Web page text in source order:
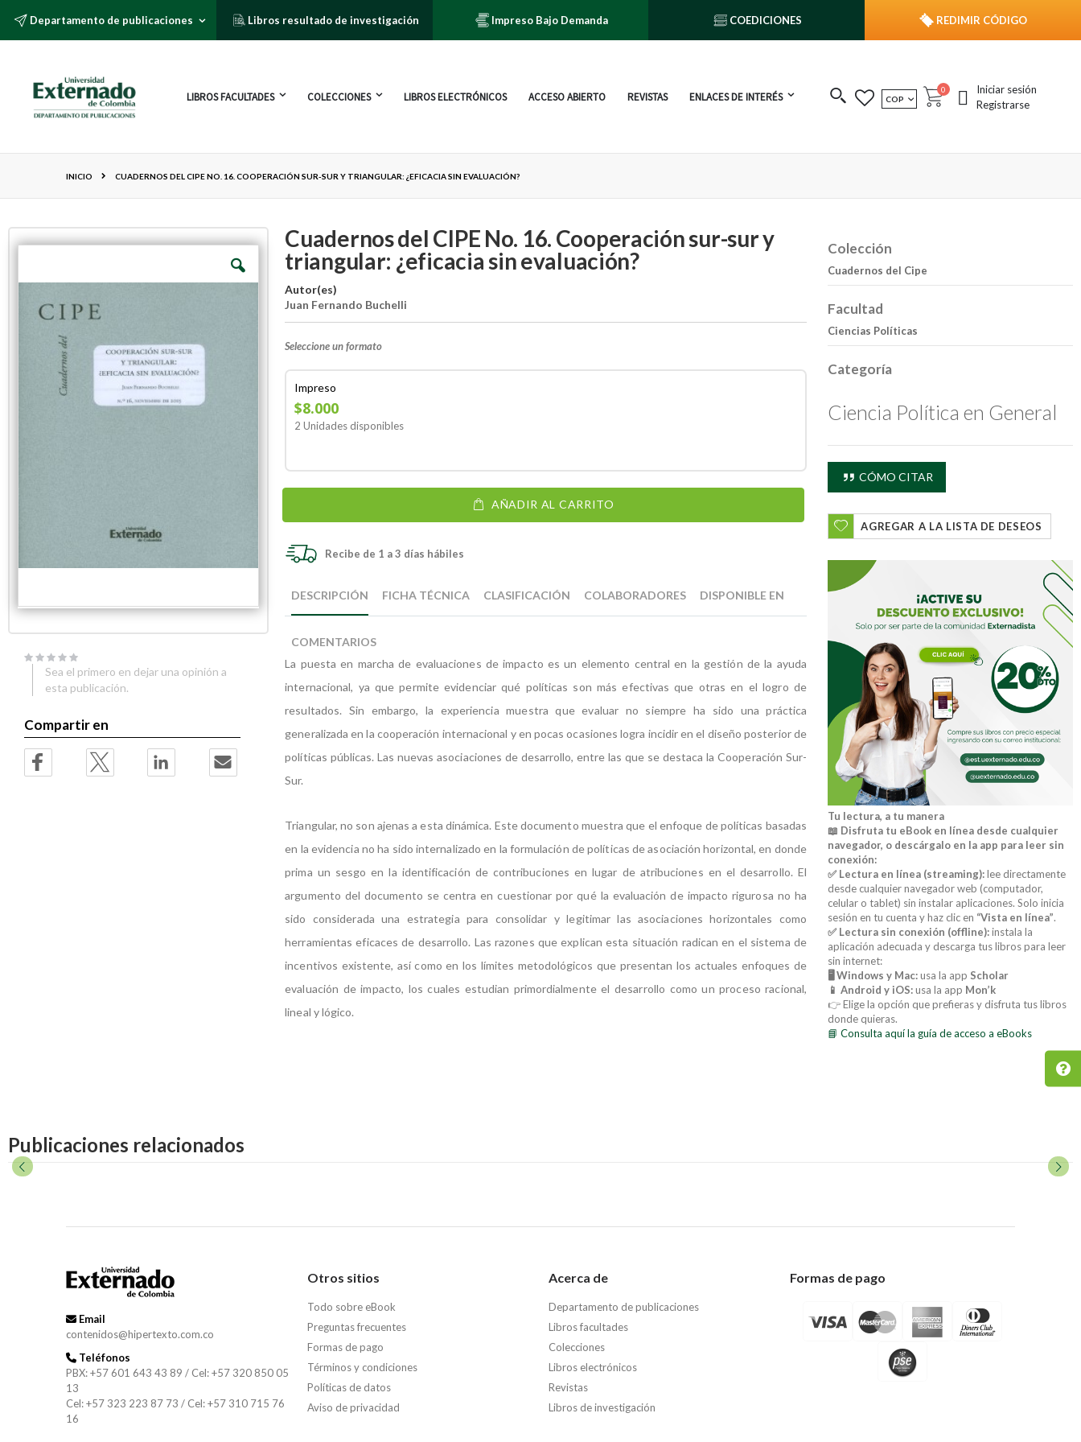
Departamento de publicaciones Libros resultado de investigación Impreso Bajo Demanda COEDICIONES REDIMIR CÓDIGO
LIBROS FACULTADES COLECCIONES LIBROS ELECTRÓNICOS ACCESO ABIERTO REVISTAS ENLACES DE INTERÉS MONEDA
COP Cart
0 publicacionesIniciar sesión
Registrarse
INICIO CUADERNOS DEL CIPE NO. 16. COOPERACIÓN SUR-SUR Y TRIANGULAR: ¿EFICACIA SIN EVALUACIÓN?
Cuadernos del CIPE No. 16. Cooperación sur-sur y
triangular: ¿eficacia sin evaluación?
Autor(es)
Juan Fernando Buchelli
Seleccione un formato
Impreso
$8.000
2 Unidades disponibles
AÑADIR AL CARRITO
Recibe de 1 a 3 días hábiles
to
end
the
images
to
beginning
the
images
DESCRIPCIÓN
La puesta en marcha de evaluaciones de impacto es un elemento central en la gestión de la ayuda
internacional, ya que permite evidenciar qué políticas son más efectivas que otras en el logro de
resultados. Sin embargo, la experiencia muestra que evaluar no siempre ha sido una práctica
generalizada en la cooperación internacional y en pocas ocasiones logra incidir en el diseño posterior de
políticas públicas. Las nuevas asociaciones de desarrollo, entre las que se destaca la Cooperación Sur-
Sur.
Triangular, no son ajenas a esta dinámica. Este documento muestra que el enfoque de políticas basadas
en la evidencia no ha sido internalizado en la formulación de políticas de asociación horizontal, en donde
prima un sesgo en la identificación de contribuciones en lugar de atribuciones en el desarrollo. El
argumento del documento se centra en cuestionar por qué la evaluación de impacto rigurosa no ha
sido considerada una estrategia para consolidar y legitimar las asociaciones horizontales como
herramientas eficaces de desarrollo. Las razones que explican esta situación radican en el sistema de
incentivos existente, así como en los límites metodológicos que presentan los actuales enfoques de
evaluación de impacto, los cuales estudian primordialmente el desarrollo como un proceso racional,
lineal y lógico.
FICHA TÉCNICA CLASIFICACIÓN COLABORADORES DISPONIBLE EN
COMENTARIOS
Sea el primero en dejar una opinión a
esta publicación.
Compartir en
Colección
Cuadernos del Cipe
Facultad
Ciencias Políticas
Categoría
Ciencia Política en General
CÓMO CITAR
AGREGAR A LA LISTA DE DESEOS
Tu lectura, a tu manera
📖 Disfruta tu eBook en línea desde cualquier
navegador, o descárgalo en la app para leer sin
conexión:
✅ Lectura en línea (streaming):lee directamente
desde cualquier navegador web (computador,
celular o tablet) sin instalar aplicaciones. Solo inicia
sesión en tu cuenta y haz clic en “Vista en línea”.
✅ Lectura sin conexión (offline):instala la
aplicación adecuada y descarga tus libros para leer
sin internet:
🖥️ Windows y Mac:usa la app Scholar
📱 Android y iOS:usa la app Mon’k
👉 Elige la opción que prefieras y disfruta tus libros
donde quieras.
📘 Consulta aquí la guía de acceso a eBooks
Publicaciones relacionados
Email
contenidos@hipertexto.com.co
Teléfonos
PBX: +57 601 643 43 89 / Cel: +57 320 850 05
13
Cel: +57 323 223 87 73 / Cel: +57 310 715 76
16
Otros sitios
Todo sobre eBook
Preguntas frecuentes
Formas de pago
Términos y condiciones
Políticas de datos
Aviso de privacidad
Acerca de
Departamento de publicaciones
Libros facultades
Colecciones
Libros electrónicos
Revistas
Libros de investigación
Formas de pago